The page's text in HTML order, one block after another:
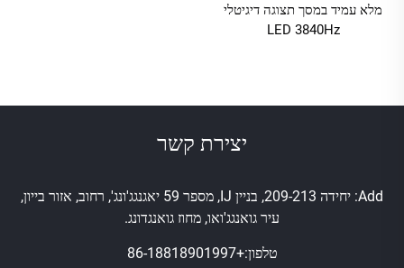
מלא עמיד במסך תצוגה דיגיטלי
LED 3840Hz
יצירת קשר
Add: יחידה 209-213, בניין IJ, מספר 59 יאגנגג'ונג', רחוב, אזור בייון,
עיר גואנגג'ואו, מחוז גואנגדונג.
טלפון:+86-18818901997